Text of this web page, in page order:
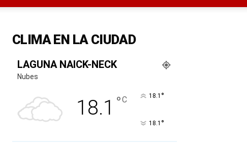
CLIMA EN LA CIUDAD
LAGUNA NAICK-NECK
Nubes
18.1 °C 18.1 °
18.1 °